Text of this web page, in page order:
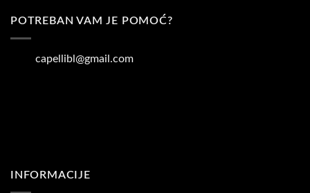
POTREBAN VAM JE POMOĆ?
capellibl@gmail.com
INFORMACIJE